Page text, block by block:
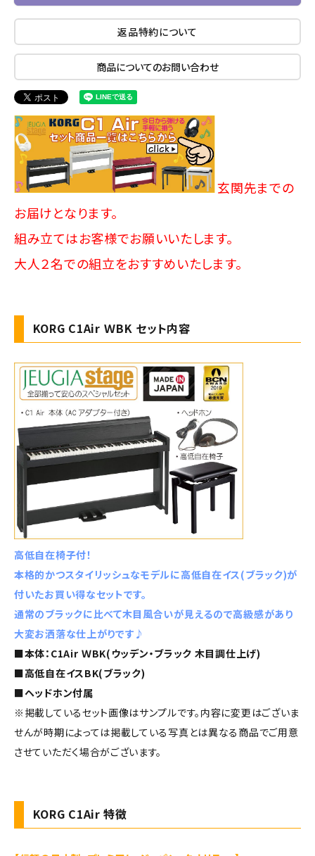
返品特約について
商品についてのお問い合わせ
玄関先までの
お届けとなります。
組み立てはお客様でお願いいたします。
大人２名での組立をおすすめいたします。
KORG C1Air ＷBK セット内容
高低自在椅子付！
本格的かつスタイリッシュなモデルに高低自在イス(ブラック)が
付いたお買い得なセットです。
通常のブラックに比べて木目風合いが見えるので高級感があり
大変お洒落な仕上がりです♪
■本体：C1Air ＷBK(ウッデン・ブラック 木目調仕上げ)
■高低自在イスBK(ブラック)
■ヘッドホン付属
※掲載しているセット画像はサンプルです。内容に変更はございま
せんが時期によっては掲載している写真とは異なる商品でご用意
させていただく場合がございます。
KORG C1Air 特徴